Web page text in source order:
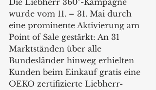
Die Liebherr 360°-Kampagne
wurde vom 11. – 31. Mai durch
eine prominente Aktivierung am
Point of Sale gestärkt: An 31
Marktständen über alle
Bundesländer hinweg erhielten
Kunden beim Einkauf gratis eine
OEKO zertifizierte Liebherr-